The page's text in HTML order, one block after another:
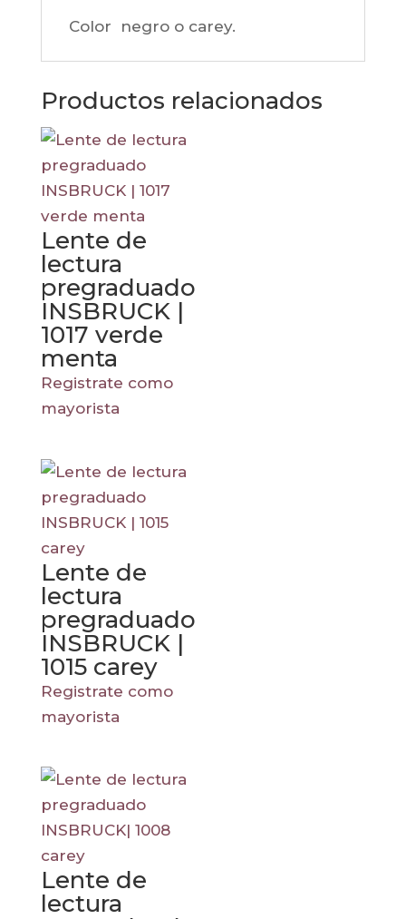
Color negro o carey.
Productos relacionados
Lente de
lectura
pregraduado
INSBRUCK |
1017 verde
menta
Registrate como
mayorista
Lente de
lectura
pregraduado
INSBRUCK |
1015 carey
Registrate como
mayorista
Lente de
lectura